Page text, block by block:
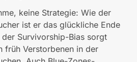
keine Strategie: Wie der
ist er das glückliche Ende
Survivorship-Bias sorgt
früh Verstorbenen in der